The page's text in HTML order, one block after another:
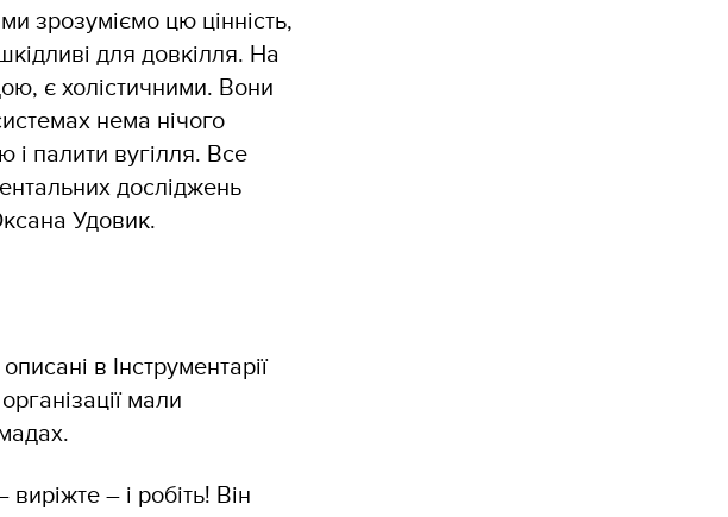
зрозуміємо цю цінність,
для довкілля. На
є холістичними. Вони
нема нічого
і палити вугілля. Все
досліджень
Удовик.
в Інструментарії
мали
– і робіть! Він